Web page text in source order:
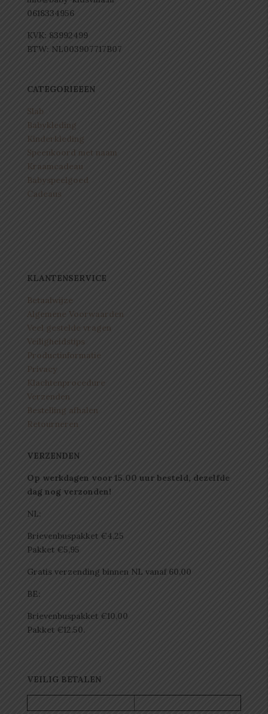
0618334956
KVK: 83992499
BTW: NL003907717B07
CATEGORIEEEN
Slab
Babykleding
Kinderkleding
Speenkoord met naam
Kraamcadeau
Babyspeelgoed
Cadeaus
KLANTENSERVICE
Betaalwijze
Algemene Voorwaarden
Veel gestelde vragen
Veiligheidstips
Productinformatie
Privacy
Klachtenprocedure
Verzenden
Bestelling afhalen
Retourneren
VERZENDEN
Op werkdagen voor 15.00 uur besteld, dezelfde
dag nog verzonden!
NL:
Brievenbuspakket €4,25
Pakket €5,95
Gratis verzending binnen NL vanaf 60,00
BE:
Brievenbuspakket €10,00
Pakket €12.50.
VEILIG BETALEN